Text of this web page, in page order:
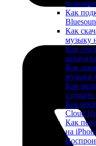
Как
Как
музыку
Как
Как
музыки
Как
Как
Cloud
Как
на